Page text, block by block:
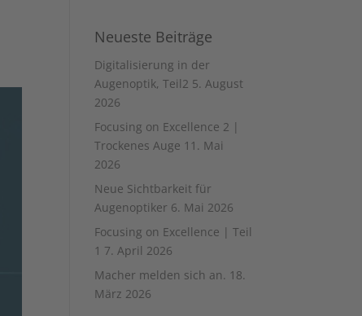
Neueste Beiträge
Digitalisierung in der
Augenoptik, Teil2 5. August
2026
Focusing on Excellence 2 |
Trockenes Auge 11. Mai
2026
Neue Sichtbarkeit für
Augenoptiker 6. Mai 2026
Focusing on Excellence | Teil
1 7. April 2026
Macher melden sich an. 18.
März 2026